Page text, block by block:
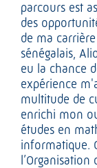
parcours est
des
de ma
sénégalais,
eu la chance
expérience
multitude de
enrichi mon
études en
informatique.